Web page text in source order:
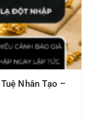
Nhân Tạo –